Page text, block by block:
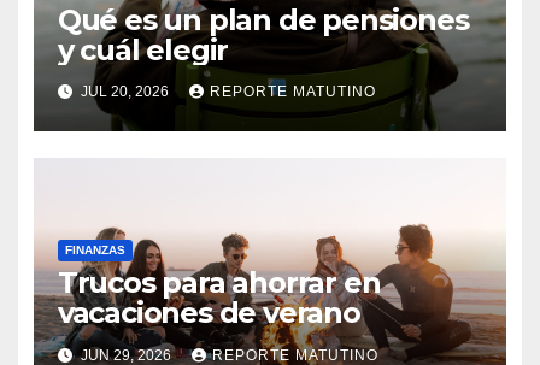
Qué es un plan de pensiones
y cuál elegir
JUL 20, 2026 REPORTE MATUTINO
FINANZAS
Trucos para ahorrar en
vacaciones de verano
JUN 29, 2026 REPORTE MATUTINO